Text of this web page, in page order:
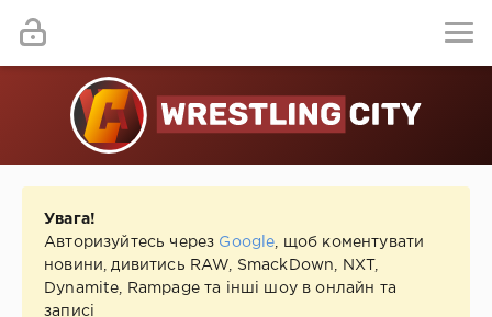
Увага!
Авторизуйтесь через Google , щоб коментувати
новини, дивитись RAW, SmackDown, NXT,
Dynamite, Rampage та інші шоу в онлайн та
записі